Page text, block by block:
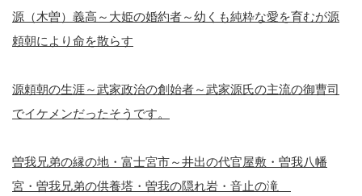
源（木曽）義高～大姫の婚約者～幼くも純粋な愛を育むが源
頼朝により命を散らす
源頼朝の生涯～武家政治の創始者～武家源氏の主流の御曹司
でイケメンだったそうです。
曽我兄弟の縁の地・富士宮市～井出の代官屋敷・曽我八幡
宮・曽我兄弟の供養塔・曽我の隠れ岩・音止の滝